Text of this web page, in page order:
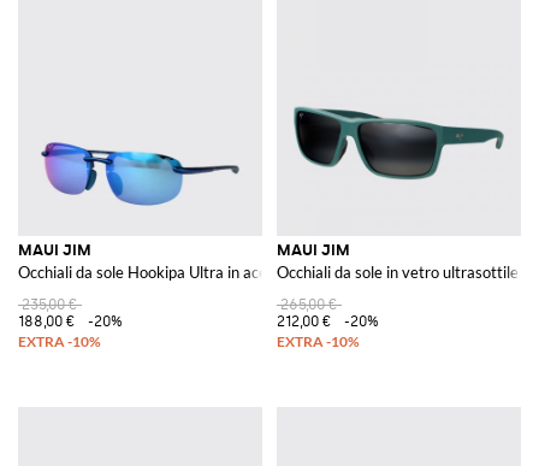
MAUI JIM
Occhiali da sole Hookipa Ultra in acetato e nylon
235,00 €
188,00 €
-20%
MAUI JIM
Occhiali da sole in vetro ultrasottile
265,00 €
212,00 €
-20%